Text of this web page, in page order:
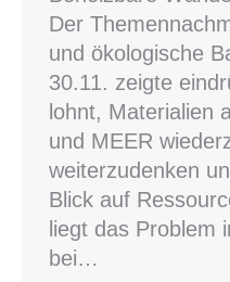
Der
und ökologische
30.11. zeigte
lohnt, Materialien
und MEER
weiterzudenken
Blick auf
liegt das Problem
bei…